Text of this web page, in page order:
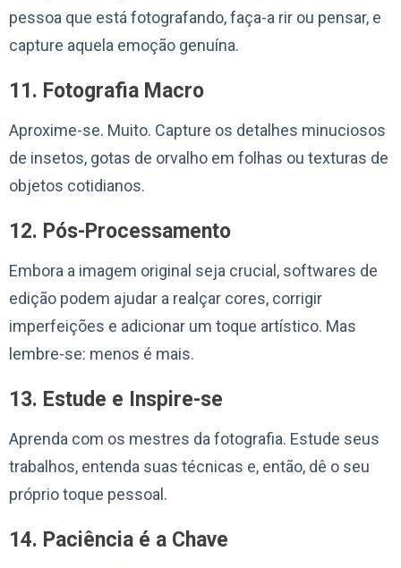
pessoa que está fotografando, faça-a rir ou pensar, e
capture aquela emoção genuína.
11. Fotografia Macro
Aproxime-se. Muito. Capture os detalhes minuciosos
de insetos, gotas de orvalho em folhas ou texturas de
objetos cotidianos.
12. Pós-Processamento
Embora a imagem original seja crucial, softwares de
edição podem ajudar a realçar cores, corrigir
imperfeições e adicionar um toque artístico. Mas
lembre-se: menos é mais.
13. Estude e Inspire-se
Aprenda com os mestres da fotografia. Estude seus
trabalhos, entenda suas técnicas e, então, dê o seu
próprio toque pessoal.
14. Paciência é a Chave